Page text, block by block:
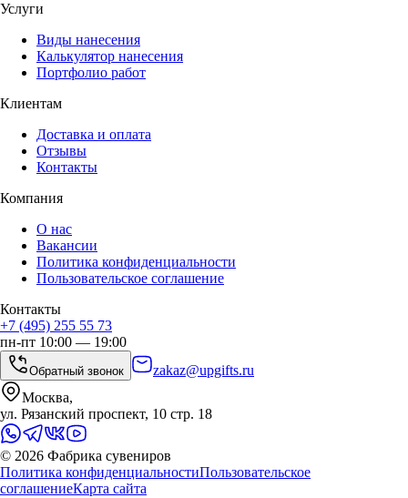
Услуги
Виды нанесения
Калькулятор нанесения
Портфолио работ
Клиентам
Доставка и оплата
Отзывы
Контакты
Компания
О нас
Вакансии
Политика конфиденциальности
Пользовательское соглашение
Контакты
+7 (495) 255 55 73
пн-пт 10:00 — 19:00
Обратный звонок
zakaz@upgifts.ru
Москва,
ул. Рязанский проспект, 10 стр. 18
© 2026 Фабрика сувениров
Политика конфиденциальностиПользовательское
соглашениеКарта сайта